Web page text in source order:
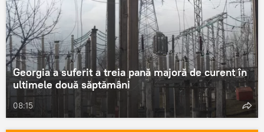
Georgia a suferit a treia pană majoră de curent în
ultimele două săptămâni
08:15